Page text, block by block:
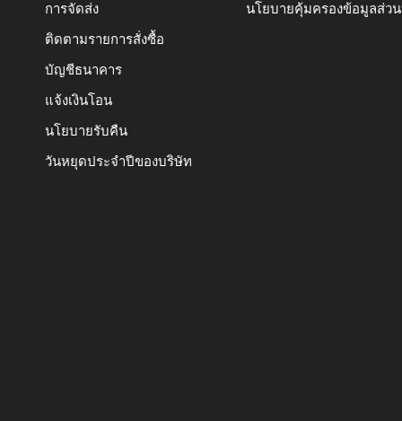
การจัดส่ง
ติดตามรายการสั่งซื้อ
บัญชีธนาคาร
แจ้งเงินโอน
นโยบายรับคืน
วันหยุดประจำปีของบริษัท
นโยบายคุ้มครองข้อมูลส่ว